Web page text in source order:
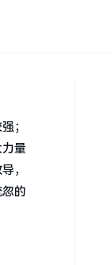
；
量
，
的